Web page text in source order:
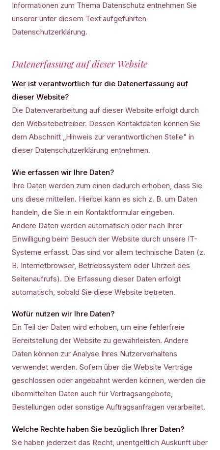
Informationen zum Thema Datenschutz entnehmen Sie
unserer unter diesem Text aufgeführten
Datenschutzerklärung.
Datenerfassung auf dieser Website
Wer ist verantwortlich für die Datenerfassung auf
dieser Website?
Die Datenverarbeitung auf dieser Website erfolgt durch
den Websitebetreiber. Dessen Kontaktdaten können Sie
dem Abschnitt „Hinweis zur verantwortlichen Stelle" in
dieser Datenschutzerklärung entnehmen.
Wie erfassen wir Ihre Daten?
Ihre Daten werden zum einen dadurch erhoben, dass Sie
uns diese mitteilen. Hierbei kann es sich z. B. um Daten
handeln, die Sie in ein Kontaktformular eingeben.
Andere Daten werden automatisch oder nach Ihrer
Einwilligung beim Besuch der Website durch unsere IT-
Systeme erfasst. Das sind vor allem technische Daten (z.
B. Internetbrowser, Betriebssystem oder Uhrzeit des
Seitenaufrufs). Die Erfassung dieser Daten erfolgt
automatisch, sobald Sie diese Website betreten.
Wofür nutzen wir Ihre Daten?
Ein Teil der Daten wird erhoben, um eine fehlerfreie
Bereitstellung der Website zu gewährleisten. Andere
Daten können zur Analyse Ihres Nutzerverhaltens
verwendet werden. Sofern über die Website Verträge
geschlossen oder angebahnt werden können, werden die
übermittelten Daten auch für Vertragsangebote,
Bestellungen oder sonstige Auftragsanfragen verarbeitet.
Welche Rechte haben Sie bezüglich Ihrer Daten?
Sie haben jederzeit das Recht, unentgeltlich Auskunft über